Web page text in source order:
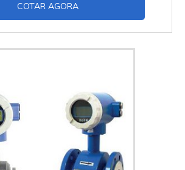
assertivos é imprescindível
COTAR AGORA